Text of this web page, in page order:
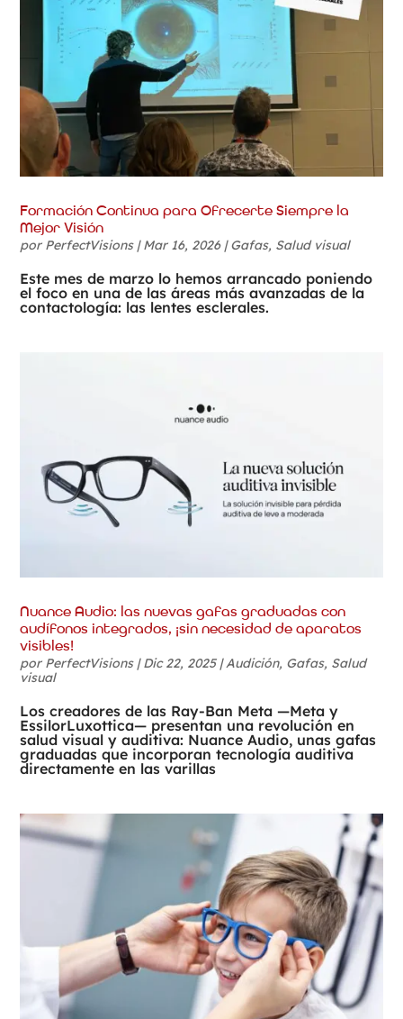
Formación Continua para Ofrecerte Siempre la
Mejor Visión
por PerfectVisions|Mar 16, 2026|Gafas, Salud visual
Este mes de marzo lo hemos arrancado poniendo
el foco en una de las áreas más avanzadas de la
contactología: las lentes esclerales.
Nuance Audio: las nuevas gafas graduadas con
audífonos integrados, ¡sin necesidad de aparatos
visibles!
por PerfectVisions|Dic 22, 2025|Audición, Gafas, Salud
visual
Los creadores de las Ray-Ban Meta —Meta y
EssilorLuxottica— presentan una revolución en
salud visual y auditiva: Nuance Audio, unas gafas
graduadas que incorporan tecnología auditiva
directamente en las varillas